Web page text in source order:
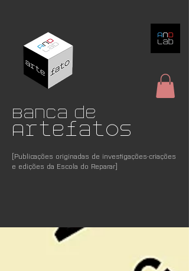
Banca de
Artefatos
[Publicações originadas de investigações-criações
e edições da Escola do Reparar]